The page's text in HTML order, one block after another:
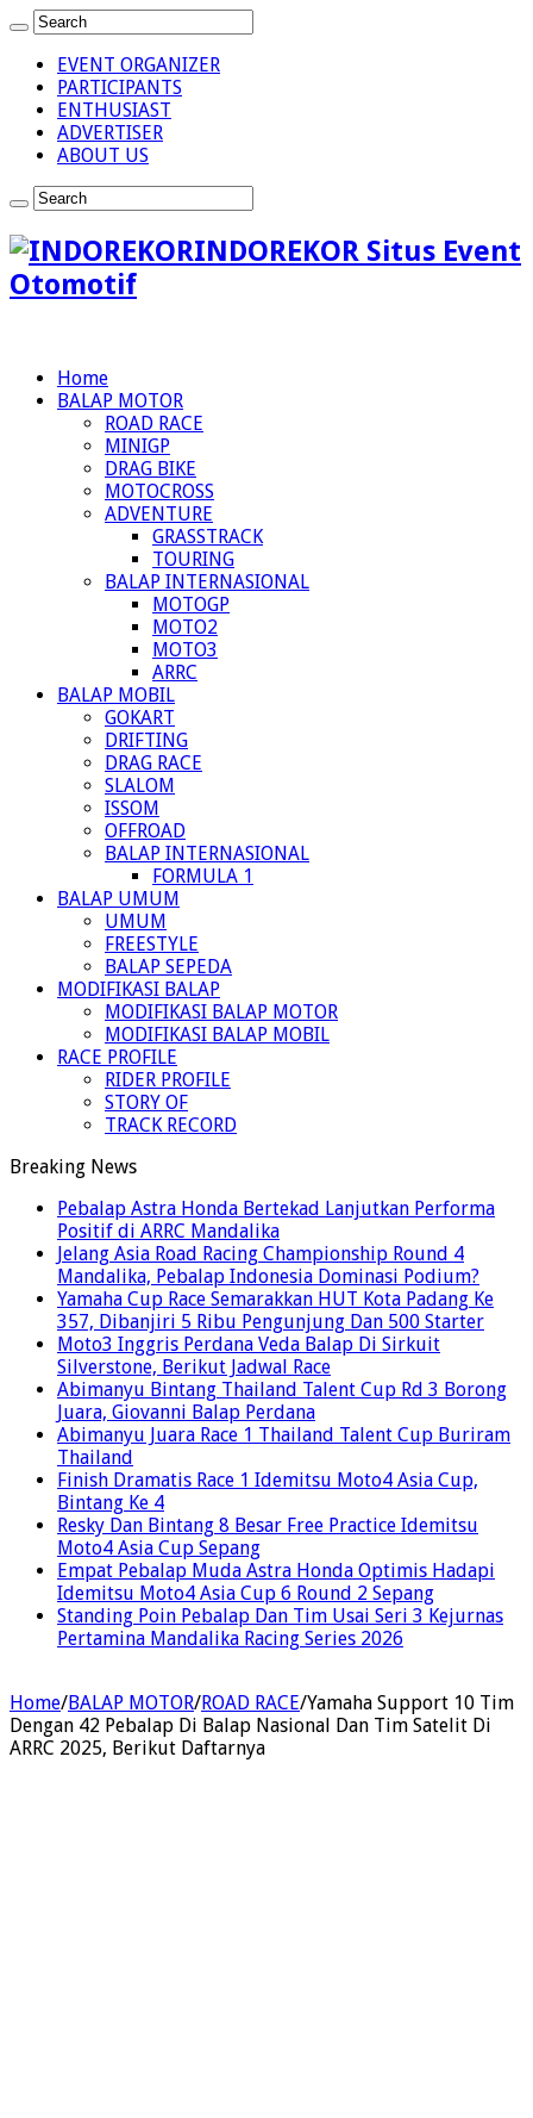
EVENT ORGANIZER
PARTICIPANTS
ENTHUSIAST
ADVERTISER
ABOUT US
INDOREKOR Situs Event
Otomotif
Home
BALAP MOTOR
ROAD RACE
MINIGP
DRAG BIKE
MOTOCROSS
ADVENTURE
GRASSTRACK
TOURING
BALAP INTERNASIONAL
MOTOGP
MOTO2
MOTO3
ARRC
BALAP MOBIL
GOKART
DRIFTING
DRAG RACE
SLALOM
ISSOM
OFFROAD
BALAP INTERNASIONAL
FORMULA 1
BALAP UMUM
UMUM
FREESTYLE
BALAP SEPEDA
MODIFIKASI BALAP
MODIFIKASI BALAP MOTOR
MODIFIKASI BALAP MOBIL
RACE PROFILE
RIDER PROFILE
STORY OF
TRACK RECORD
Breaking News
Pebalap Astra Honda Bertekad Lanjutkan Performa
Positif di ARRC Mandalika
Jelang Asia Road Racing Championship Round 4
Mandalika, Pebalap Indonesia Dominasi Podium?
Yamaha Cup Race Semarakkan HUT Kota Padang Ke
357, Dibanjiri 5 Ribu Pengunjung Dan 500 Starter
Moto3 Inggris Perdana Veda Balap Di Sirkuit
Silverstone, Berikut Jadwal Race
Abimanyu Bintang Thailand Talent Cup Rd 3 Borong
Juara, Giovanni Balap Perdana
Abimanyu Juara Race 1 Thailand Talent Cup Buriram
Thailand
Finish Dramatis Race 1 Idemitsu Moto4 Asia Cup,
Bintang Ke 4
Resky Dan Bintang 8 Besar Free Practice Idemitsu
Moto4 Asia Cup Sepang
Empat Pebalap Muda Astra Honda Optimis Hadapi
Idemitsu Moto4 Asia Cup 6 Round 2 Sepang
Standing Poin Pebalap Dan Tim Usai Seri 3 Kejurnas
Pertamina Mandalika Racing Series 2026
Home/BALAP MOTOR/ROAD RACE/Yamaha Support 10 Tim
Dengan 42 Pebalap Di Balap Nasional Dan Tim Satelit Di
ARRC 2025, Berikut Daftarnya